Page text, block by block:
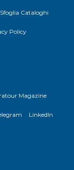
Sfoglia Cataloghi
Policy
Magazine
LinkedIn